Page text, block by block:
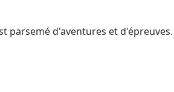
parsemé d'aventures et d'épreuves.